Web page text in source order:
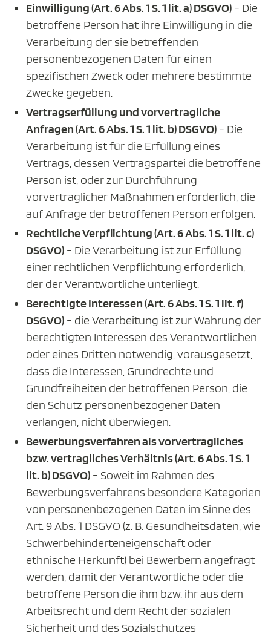
Einwilligung (Art. 6 Abs. 1 S. 1 lit. a) DSGVO) - Die
betroffene Person hat ihre Einwilligung in die
Verarbeitung der sie betreffenden
personenbezogenen Daten für einen
spezifischen Zweck oder mehrere bestimmte
Zwecke gegeben.
Vertragserfüllung und vorvertragliche
Anfragen (Art. 6 Abs. 1 S. 1 lit. b) DSGVO) - Die
Verarbeitung ist für die Erfüllung eines
Vertrags, dessen Vertragspartei die betroffene
Person ist, oder zur Durchführung
vorvertraglicher Maßnahmen erforderlich, die
auf Anfrage der betroffenen Person erfolgen.
Rechtliche Verpflichtung (Art. 6 Abs. 1 S. 1 lit. c)
DSGVO) - Die Verarbeitung ist zur Erfüllung
einer rechtlichen Verpflichtung erforderlich,
der der Verantwortliche unterliegt.
Berechtigte Interessen (Art. 6 Abs. 1 S. 1 lit. f)
DSGVO) - die Verarbeitung ist zur Wahrung der
berechtigten Interessen des Verantwortlichen
oder eines Dritten notwendig, vorausgesetzt,
dass die Interessen, Grundrechte und
Grundfreiheiten der betroffenen Person, die
den Schutz personenbezogener Daten
verlangen, nicht überwiegen.
Bewerbungsverfahren als vorvertragliches
bzw. vertragliches Verhältnis (Art. 6 Abs. 1 S. 1
lit. b) DSGVO) - Soweit im Rahmen des
Bewerbungsverfahrens besondere Kategorien
von personenbezogenen Daten im Sinne des
Art. 9 Abs. 1 DSGVO (z. B. Gesundheitsdaten, wie
Schwerbehinderteneigenschaft oder
ethnische Herkunft) bei Bewerbern angefragt
werden, damit der Verantwortliche oder die
betroffene Person die ihm bzw. ihr aus dem
Arbeitsrecht und dem Recht der sozialen
Sicherheit und des Sozialschutzes